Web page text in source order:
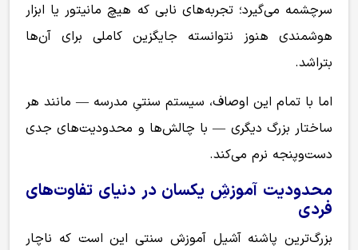
سرچشمه می‌گیرد؛ تجربه‌های نابی که هیچ مانیتور یا ابزار
هوشمندی هنوز نتوانسته جایگزین کاملی برای آن‌ها
بتراشد.
اما با تمام این اوصاف، سیستم سنتیِ مدرسه — مانند هر
ساختار بزرگ دیگری — با چالش‌ها و محدودیت‌های جدی
دست‌وپنجه نرم می‌کند.
محدودیت آموزشِ یکسان در دنیای تفاوت‌های
فردی
بزرگ‌ترین پاشنه آشیل آموزش سنتی این است که ناچار